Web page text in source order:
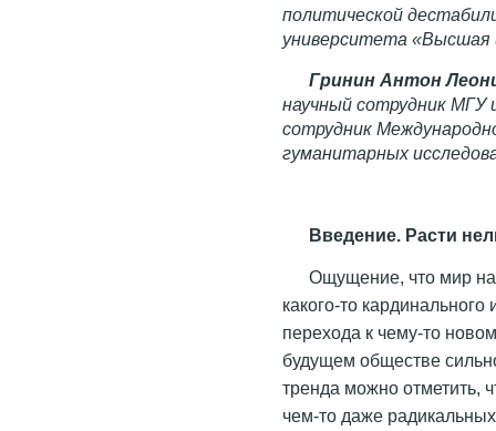
политической
университета «Высшая
Гринин Антон
научный сотрудник МГУ
сотрудник
гуманитарных
Введение. Расти
Ощущение, что мир
какого-то
перехода к чему-то
будущем обществе
тренда можно отметить,
чем-то даже